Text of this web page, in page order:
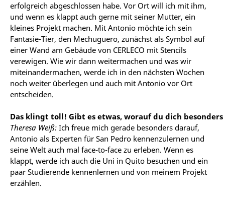
erfolgreich abgeschlossen habe. Vor Ort will ich mit ihm,
und wenn es klappt auch gerne mit seiner Mutter, ein
kleines Projekt machen. Mit Antonio möchte ich sein
Fantasie-Tier, den Mechuguero, zunächst als Symbol auf
einer Wand am Gebäude von CERLECO mit Stencils
verewigen. Wie wir dann weitermachen und was wir
miteinandermachen, werde ich in den nächsten Wochen
noch weiter überlegen und auch mit Antonio vor Ort
entscheiden.
Das klingt toll! Gibt es etwas, worauf du dich
Theresa Weiß: Ich freue mich gerade besonders darauf,
Antonio als Experten für San Pedro kennenzulernen und
seine Welt auch mal face-to-face zu erleben. Wenn es
klappt, werde ich auch die Uni in Quito besuchen und ein
paar Studierende kennenlernen und von meinem Projekt
erzählen.